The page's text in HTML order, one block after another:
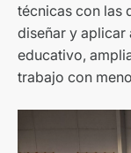
técnicas con las
diseñar y
educativo,
trabajo con